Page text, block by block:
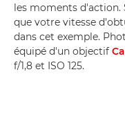
les moments d'action.
que votre vitesse
dans cet exemple.
équipé d'un objectif
f/1,8 et ISO 125.